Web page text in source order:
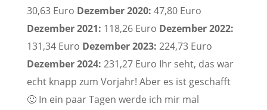
30,63 Euro Dezember 2020: 47,80 Euro
Dezember 2021: 118,26 Euro Dezember 2022:
131,34 Euro Dezember 2023: 224,73 Euro
Dezember 2024: 231,27 Euro Ihr seht, das war
echt knapp zum Vorjahr! Aber es ist geschafft
🙂 In ein paar Tagen werde ich mir mal